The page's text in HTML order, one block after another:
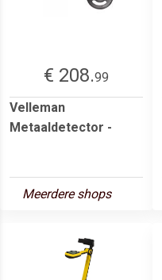
€ 208.99
Velleman
Metaaldetector -
Meerdere shops